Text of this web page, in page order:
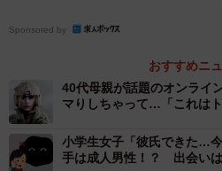
中になっていました。ゲーム内
ために「ガチャ」と呼ばれるシ
が、その過程で、以前父親が登
ドを利用し、自覚なしに課金を
間後、E君の両親がクレジット
30万円もの請求が発覚しました
Sponsored by
おすすめニ
40代母親が話題のオンラ
マりしちゃって…「これは
小学生女子「彼氏できた…
手は成人男性！？ 出会い